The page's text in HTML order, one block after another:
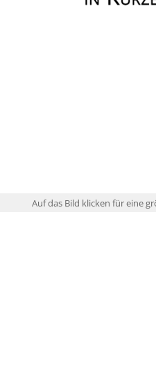
Auf das Bild klicken für eine